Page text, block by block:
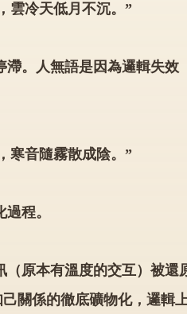
雲冷天低月不沉。”
滯。人無語是因為邏輯失效
寒音隨霧散成陰。”
程。
（原本有溫度的交互）被還
關係的徹底礦物化，邏輯